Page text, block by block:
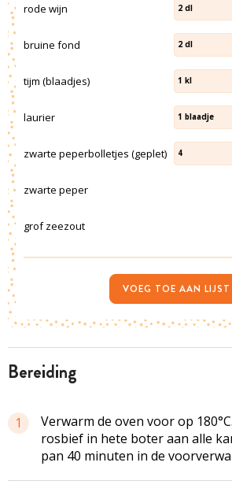
bereiding
1
Verwarm de oven voor op
rosbief in hete boter aan alle
pan 40 minuten in de
rode wijn 2 dl
bruine fond 2 dl
tijm (blaadjes) 1 kl
laurier 1 blaadje
zwarte peperbolletjes (geplet) 4
zwarte peper
grof zeezout
VOEG TOE AAN LIJST